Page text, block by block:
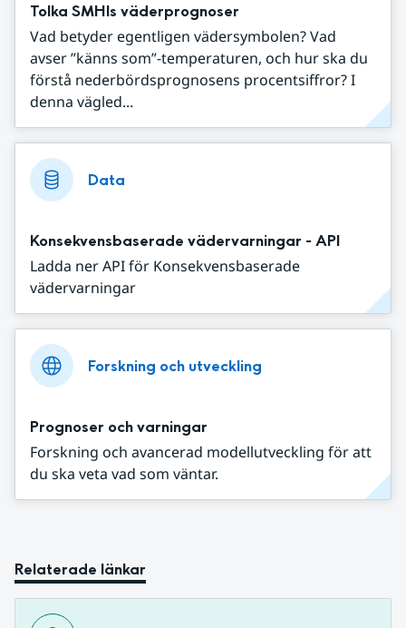
Tolka SMHIs väderprognoser
Vad betyder egentligen vädersymbolen? Vad
avser ”känns som”-temperaturen, och hur ska du
förstå nederbördsprognosens procentsiffror? I
denna vägled...
Data
Konsekvensbaserade vädervarningar - API
Ladda ner API för Konsekvensbaserade
vädervarningar
Forskning och utveckling
Prognoser och varningar
Forskning och avancerad modellutveckling för att
du ska veta vad som väntar.
Relaterade länkar